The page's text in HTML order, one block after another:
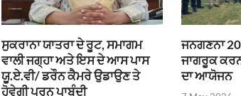
ਸੁਕਰਾਨਾ ਯਾਤਰਾ ਦੇ ਰੂਟ, ਸਮਾਗਮ
ਵਾਲੀ ਜਗ੍ਹਾ ਅਤੇ ਇਸ ਦੇ ਆਸ ਪਾਸ
ਯੂ.ਏ.ਵੀ/ ਡਰੌਨ ਕੈਮਰੇ ਉਡਾਉਣ ਤੇ
ਹੋਵੇਗੀ ਪੂਰਨ ਪਾਬੰਦੀ
ਜਨਗਣਨਾ
ਜਾਗਰੂਕ
ਦਾ ਆਯੋਜਨ